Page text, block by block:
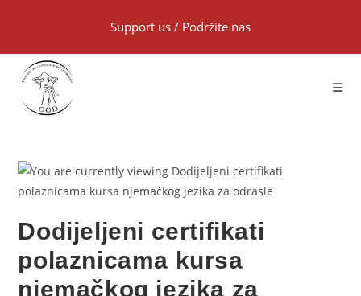
Support us / Podržite nas
Dodijeljeni certifikati
polaznicama kursa
njemačkog jezika za